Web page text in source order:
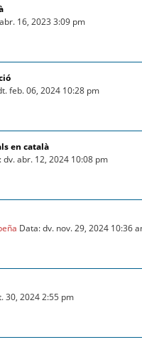
16, 2023 3:09 pm
feb. 06, 2024 10:28 pm
en català
dv. abr. 12, 2024 10:08 pm
Data: dv. nov. 29, 2024 10:36
30, 2024 2:55 pm